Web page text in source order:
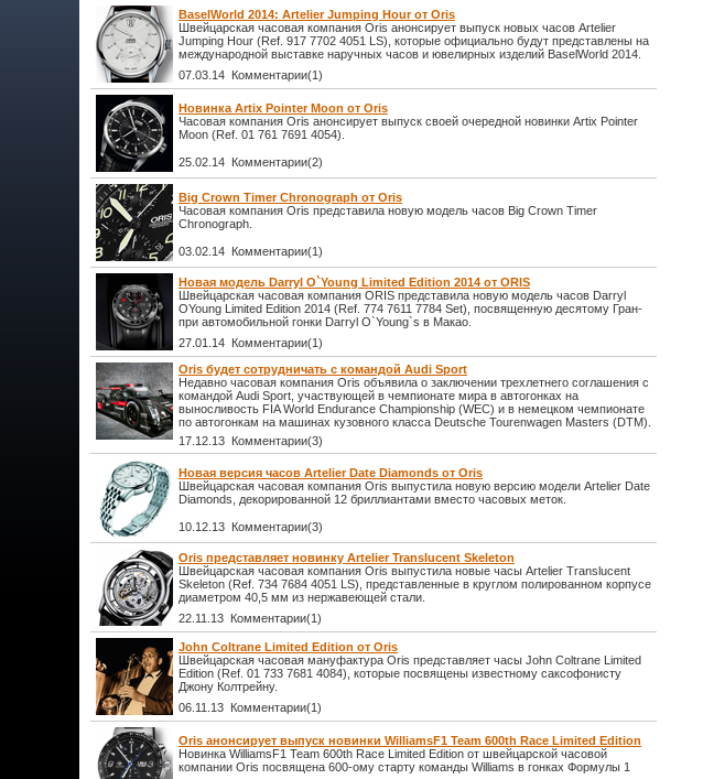
BaselWorld 2014: Artelier Jumping Hour от Oris
Швейцарская часовая компания Oris анонсирует выпуск новых часов Artelier
Jumping Hour (Ref. 917 7702 4051 LS), которые официально будут представлены на
международной выставке наручных часов и ювелирных изделий BaselWorld 2014.
07.03.14 Комментарии(1)
Новинка Artix Pointer Moon от Oris
Часовая компания Oris анонсирует выпуск своей очередной новинки Artix Pointer
Moon (Ref. 01 761 7691 4054).
25.02.14 Комментарии(2)
Big Crown Timer Chronograph от Oris
Часовая компания Oris представила новую модель часов Big Crown Timer
Chronograph.
03.02.14 Комментарии(1)
Новая модель Darryl O`Young Limited Edition 2014 от ORIS
Швейцарская часовая компания ORIS представила новую модель часов Darryl
OYoung Limited Edition 2014 (Ref. 774 7611 7784 Set), посвященную десятому Гран-
при автомобильной гонки Darryl O`Young`s в Макао.
27.01.14 Комментарии(1)
Oris будет сотрудничать с командой Audi Sport
Недавно часовая компания Oris объявила о заключении трехлетнего соглашения с
командой Audi Sport, участвующей в чемпионате мира в автогонках на
выносливость FIA World Endurance Championship (WEC) и в немецком чемпионате
по автогонкам на машинах кузовного класса Deutsche Tourenwagen Masters (DTM).
17.12.13 Комментарии(3)
Новая версия часов Artelier Date Diamonds от Oris
Швейцарская часовая компания Oris выпустила новую версию модели Artelier Date
Diamonds, декорированной 12 бриллиантами вместо часовых меток.
10.12.13 Комментарии(3)
Oris представляет новинку Artelier Translucent Skeleton
Швейцарская часовая компания Oris выпустила новые часы Artelier Translucent
Skeleton (Ref. 734 7684 4051 LS), представленные в круглом полированном корпусе
диаметром 40,5 мм из нержавеющей стали.
22.11.13 Комментарии(1)
John Coltrane Limited Edition от Oris
Швейцарская часовая мануфактура Oris представляет часы John Coltrane Limited
Edition (Ref. 01 733 7681 4084), которые посвящены известному саксофонисту
Джону Колтрейну.
06.11.13 Комментарии(1)
Oris анонсирует выпуск новинки WilliamsF1 Team 600th Race Limited Edition
Новинка WilliamsF1 Team 600th Race Limited Edition от швейцарской часовой
компании Oris посвящена 600-ому старту команды Williams в гонках Формулы 1